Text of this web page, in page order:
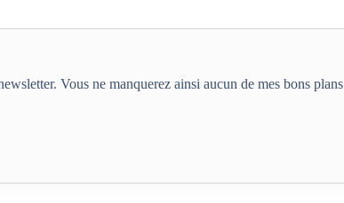
Vous ne manquerez ainsi aucun de mes bons plans